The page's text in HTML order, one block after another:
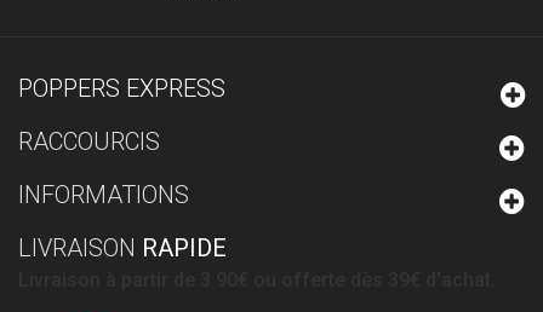
POPPERS EXPRESS
RACCOURCIS
INFORMATIONS
LIVRAISON RAPIDE